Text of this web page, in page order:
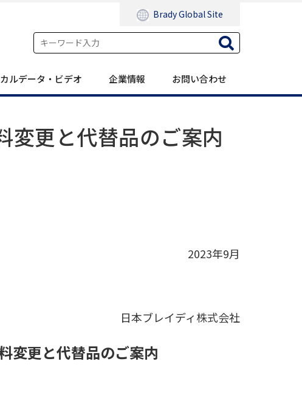
Brady Global Site
ルデータ・ビデオ 企業情報 お問い合わせ
変更と代替品のご案内
2023年9月
日本ブレイディ株式会社
変更と代替品のご案内